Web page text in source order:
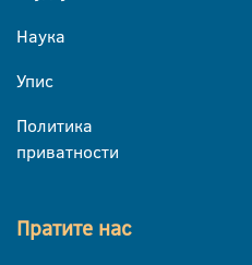
Наука
Упис
Политика
приватности
Пратите нас